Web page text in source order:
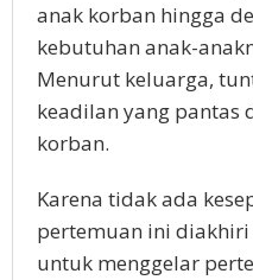
anak korban hingga
kebutuhan anak-
Menurut keluarga,
keadilan yang pantas
korban.
Karena tidak ada
pertemuan ini diakhiri
untuk menggelar